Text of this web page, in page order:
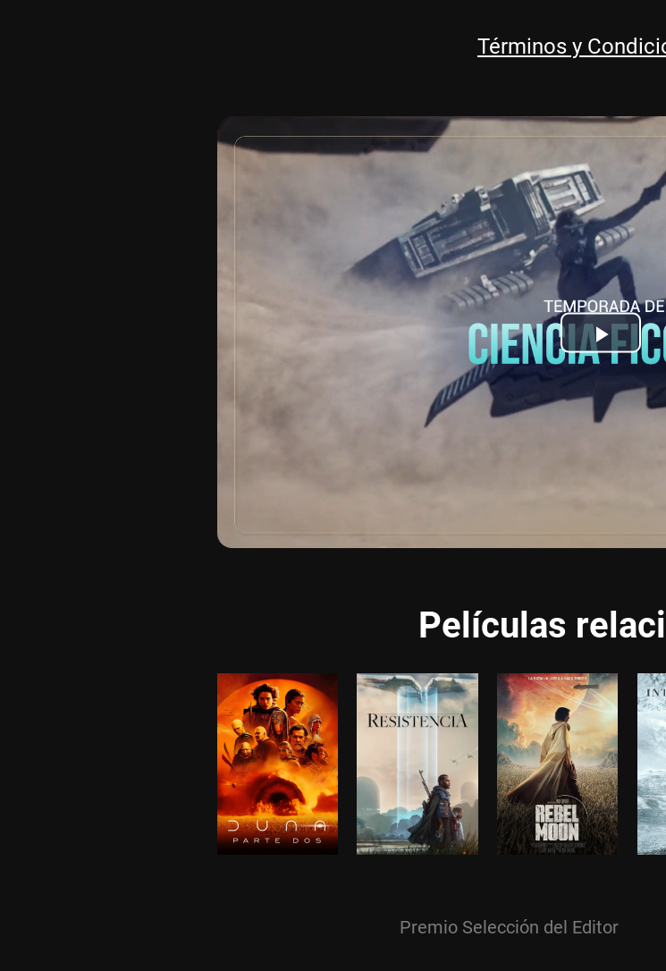
Términos y
Play
Video
Películas
Premio Selección del Editor